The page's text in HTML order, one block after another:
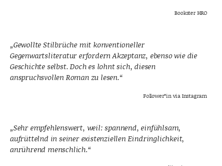
Bookster HRO
„Gewollte Stilbrüche mit konventioneller
Gegenwartsliteratur erfordern Akzeptanz, ebenso wie die
Geschichte selbst. Doch es lohnt sich, diesen
anspruchsvollen Roman zu lesen.“
Follower*in via Instagram
„Sehr empfehlenswert, weil: spannend, einfühlsam,
aufrüttelnd in seiner existenziellen Eindringlichkeit,
anrührend menschlich.“